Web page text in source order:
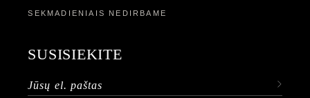
SEKMADIENIAIS NEDIRBAME
SUSISIEKITE